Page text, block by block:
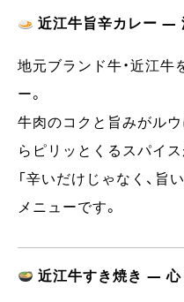
近江牛旨辛カレー ―
地元ブランド牛・近江
ー。
牛肉のコクと旨みがル
らピリッとくるスパイ
「辛いだけじゃなく、旨
メニューです。
近江牛すき焼き ― 心